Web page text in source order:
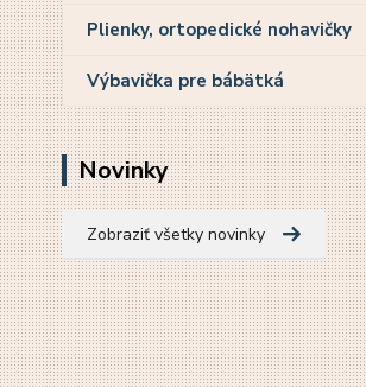
Plienky, ortopedické nohavičky
Výbavička pre bábätká
Novinky
Zobraziť všetky novinky